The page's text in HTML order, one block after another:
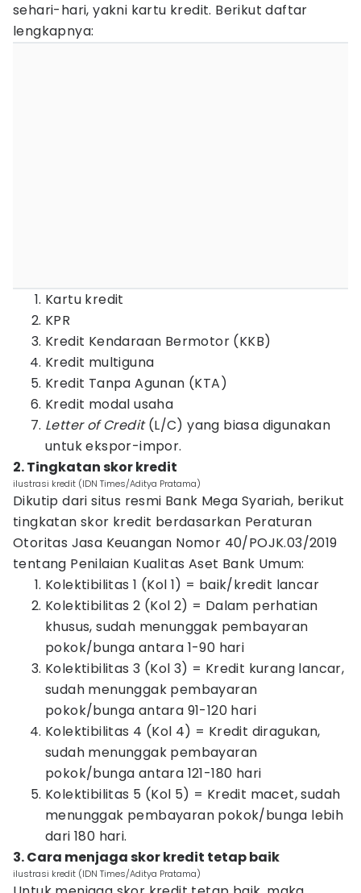
sehari-hari, yakni kartu kredit. Berikut daftar
lengkapnya:
Kartu kredit
KPR
Kredit Kendaraan Bermotor (KKB)
Kredit multiguna
Kredit Tanpa Agunan (KTA)
Kredit modal usaha
Letter of Credit(L/C) yang biasa digunakan
untuk ekspor-impor.
2. Tingkatan skor kredit
ilustrasi kredit (IDN Times/Aditya Pratama)
Dikutip dari situs resmi Bank Mega Syariah, berikut
tingkatan skor kredit berdasarkan Peraturan
Otoritas Jasa Keuangan Nomor 40/POJK.03/2019
tentang Penilaian Kualitas Aset Bank Umum:
Kolektibilitas 1 (Kol 1) = baik/kredit lancar
Kolektibilitas 2 (Kol 2) = Dalam perhatian
khusus, sudah menunggak pembayaran
pokok/bunga antara 1-90 hari
Kolektibilitas 3 (Kol 3) = Kredit kurang lancar,
sudah menunggak pembayaran
pokok/bunga antara 91-120 hari
Kolektibilitas 4 (Kol 4) = Kredit diragukan,
sudah menunggak pembayaran
pokok/bunga antara 121-180 hari
Kolektibilitas 5 (Kol 5) = Kredit macet, sudah
menunggak pembayaran pokok/bunga lebih
dari 180 hari.
3. Cara menjaga skor kredit tetap baik
ilustrasi kredit (IDN Times/Aditya Pratama)